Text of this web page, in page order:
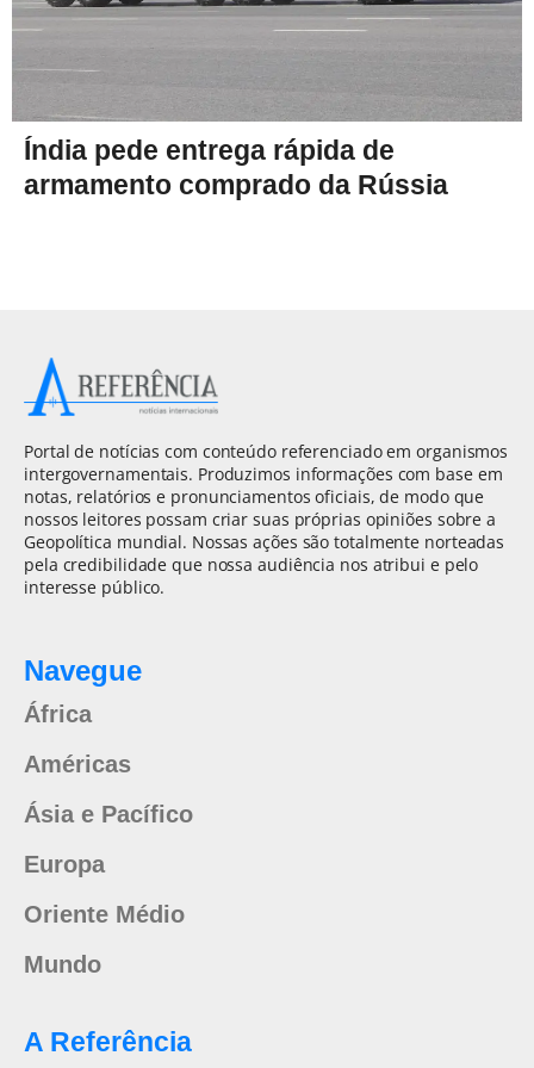
Índia pede entrega rápida de
armamento comprado da Rússia
Portal de notícias com conteúdo referenciado em organismos
intergovernamentais. Produzimos informações com base em
notas, relatórios e pronunciamentos oficiais, de modo que
nossos leitores possam criar suas próprias opiniões sobre a
Geopolítica mundial. Nossas ações são totalmente norteadas
pela credibilidade que nossa audiência nos atribui e pelo
interesse público.
Navegue
África
Américas
Ásia e Pacífico
Europa
Oriente Médio
Mundo
A Referência